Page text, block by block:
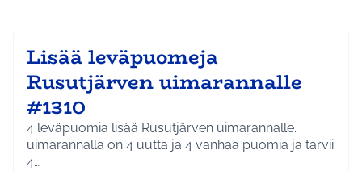
Lisää leväpuomeja
Rusutjärven uimarannalle
#1310
4 leväpuomia lisää Rusutjärven uimarannalle.
uimarannalla on 4 uutta ja 4 vanhaa puomia ja tarvii
4…